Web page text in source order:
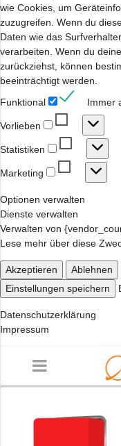
wie Cookies, um
zuzugreifen. Wenn du
Daten wie das
verarbeiten. Wenn du
zurückziehst, können
beeinträchtigt werden.
Funktional
Immer
Vorlieben
Vorlieben
Statistiken
Marketing
Marketing
Optionen verwalten
Dienste verwalten
Verwalten von
Lese mehr über diese
Akzeptieren Ablehnen
Einstellungen speichern
Datenschutzerklärung
Impressum